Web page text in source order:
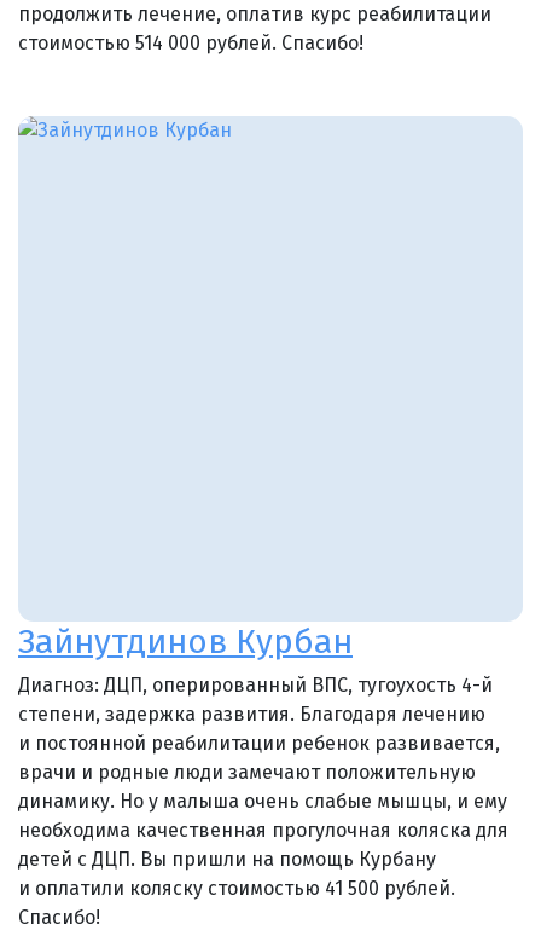
продолжить лечение, оплатив курс реабилитации
стоимостью 514 000 рублей. Спасибо!
Зайнутдинов Курбан
Диагноз: ДЦП, оперированный ВПС, тугоухость 4-й
степени, задержка развития. Благодаря лечению
и постоянной реабилитации ребенок развивается,
врачи и родные люди замечают положительную
динамику. Но у малыша очень слабые мышцы, и ему
необходима качественная прогулочная коляска для
детей с ДЦП. Вы пришли на помощь Курбану
и оплатили коляску стоимостью 41 500 рублей.
Спасибо!